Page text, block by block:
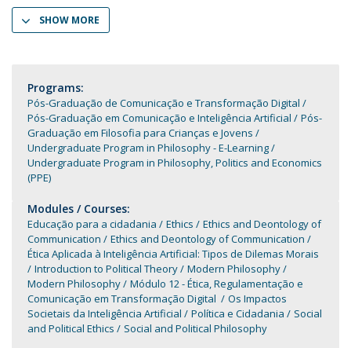
SHOW MORE
Programs:
Pós-Graduação de Comunicação e Transformação Digital
Pós-Graduação em Comunicação e Inteligência Artificial
Pós-
Graduação em Filosofia para Crianças e Jovens
Undergraduate Program in Philosophy - E-Learning
Undergraduate Program in Philosophy, Politics and Economics
(PPE)
Modules / Courses:
Educação para a cidadania Ethics
Ethics and Deontology of
Communication
Ethics and Deontology of Communication
Ética Aplicada à Inteligência Artificial: Tipos de Dilemas Morais
Introduction to Political Theory
Modern Philosophy
Modern Philosophy
Módulo 12 - Ética, Regulamentação e
Comunicação em Transformação Digital
Os Impactos
Societais da Inteligência Artificial
Política e Cidadania
Social
and Political Ethics
Social and Political Philosophy